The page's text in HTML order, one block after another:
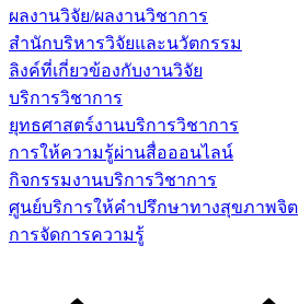
ผลงานวิจัย/ผลงานวิชาการ
สำนักบริหารวิจัยและนวัตกรรม
ลิงค์ที่เกี่ยวข้องกับงานวิจัย
บริการวิชาการ
ยุทธศาสตร์งานบริการวิชาการ
การให้ความรู้ผ่านสื่อออนไลน์
กิจกรรมงานบริการวิชาการ
ศูนย์บริการให้คำปรึกษาทางสุขภาพจิต
การจัดการความรู้